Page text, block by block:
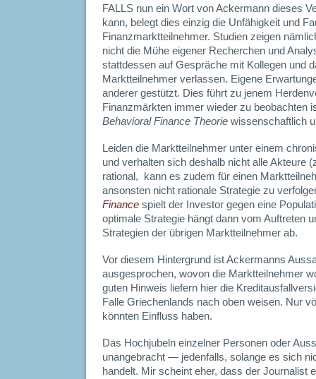
FALLS nun ein Wort von Ackermann dieses
kann, belegt dies einzig die Unfähigkeit und
Finanzmarktteilnehmer. Studien zeigen
nicht die Mühe eigener Recherchen und
stattdessen auf Gespräche mit Kollegen und
Marktteilnehmer verlassen. Eigene
anderer gestützt. Dies führt zu jenem
Finanzmärkten immer wieder zu beobachten
Behavioral Finance Theorie wissenschaftlich
Leiden die Marktteilnehmer unter einem
und verhalten sich deshalb nicht alle Akteure
rational, kann es zudem für einen
ansonsten nicht rationale Strategie zu
Finance spielt der Investor gegen eine
optimale Strategie hängt dann vom Auftreten
Strategien der übrigen Marktteilnehmer ab.
Vor diesem Hintergrund ist Ackermanns
ausgesprochen, wovon die Marktteilnehmer
guten Hinweis liefern hier die
Falle Griechenlands nach oben weisen. Nur
könnten Einfluss haben.
Das Hochjubeln einzelner Personen oder
unangebracht — jedenfalls, solange es sich
handelt. Mir scheint eher, dass der Journalist